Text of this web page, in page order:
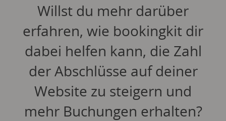
Willst du mehr darüber
erfahren, wie bookingkit dir
dabei helfen kann, die Zahl
der Abschlüsse auf deiner
Website zu steigern und
mehr Buchungen erhalten?